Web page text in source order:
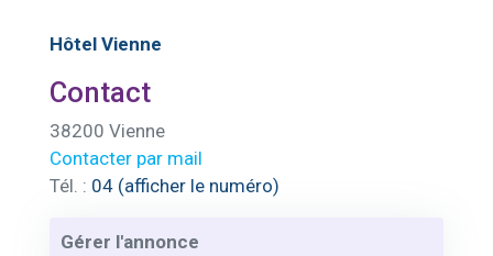
Hôtel Vienne
Contact
38200 Vienne
Contacter par mail
Tél. : 04 (afficher le numéro)
Gérer l'annonce